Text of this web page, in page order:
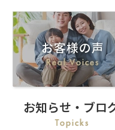
お知らせ・ブロ